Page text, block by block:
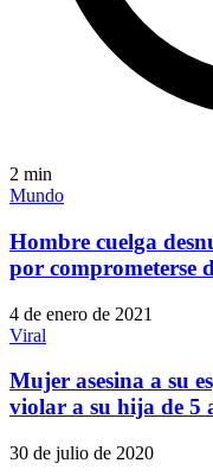
2 min
Mundo
Hombre cuelga
por comprometerse
4 de enero de 2021
Viral
Mujer asesina a su
violar a su hija de 5
30 de julio de 2020